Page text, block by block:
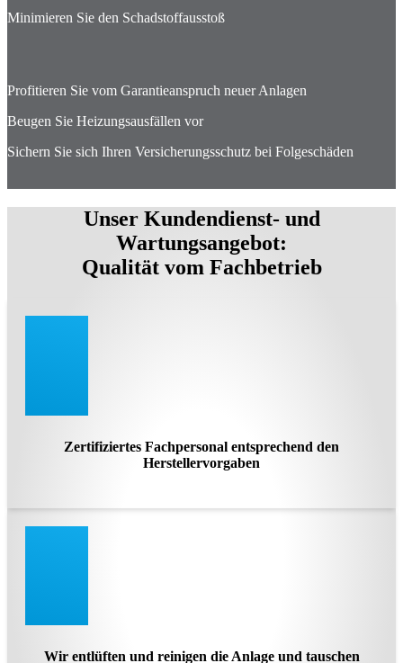
Minimieren Sie den Schadstoffausstoß
Profitieren Sie vom Garantieanspruch neuer Anlagen
Beugen Sie Heizungsausfällen vor
Sichern Sie sich Ihren Versicherungsschutz bei Folgeschäden
Unser Kundendienst- und
Wartungsangebot:
Qualität vom Fachbetrieb
Zertifiziertes Fachpersonal entsprechend den
Herstellervorgaben
Wir entlüften und reinigen die Anlage und tauschen